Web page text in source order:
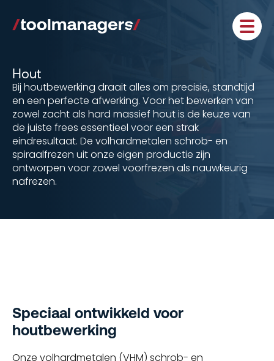
Hout
Bij houtbewerking draait alles om precisie, standtijd
en een perfecte afwerking. Voor het bewerken van
zowel zacht als hard massief hout is de keuze van
de juiste frees essentieel voor een strak
eindresultaat. De volhardmetalen schrob- en
spiraalfrezen uit onze eigen productie zijn
ontworpen voor zowel voorfrezen als nauwkeurig
nafrezen.
Speciaal ontwikkeld voor
houtbewerking
Onze volhardmetalen (VHM) schrob- en